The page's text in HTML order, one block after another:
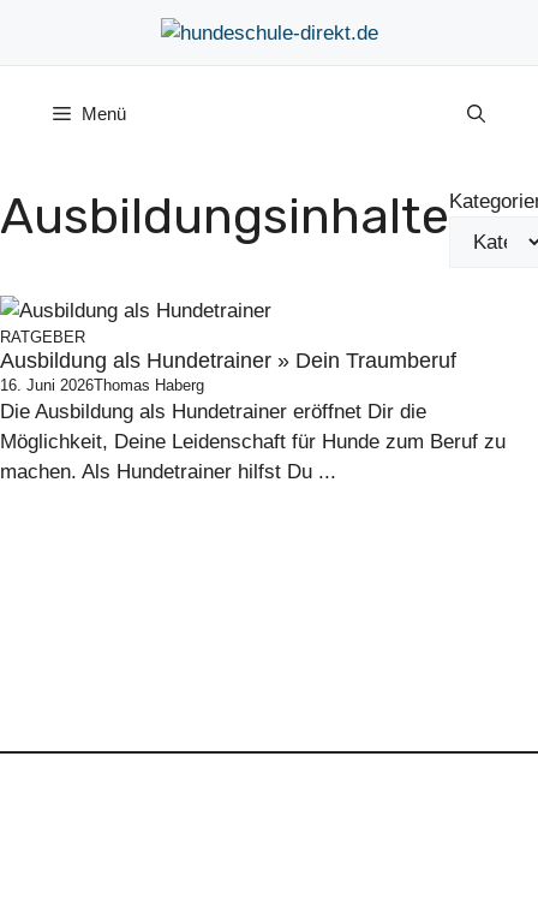
springen
Menü
Ausbildungsinhalte
RATGEBER
Ausbildung als Hundetrainer » Dein Traumberuf
16. Juni 2026Thomas Haberg
Die Ausbildung als Hundetrainer eröffnet Dir die
Möglichkeit, Deine Leidenschaft für Hunde zum Beruf zu
machen. Als Hundetrainer hilfst Du ...